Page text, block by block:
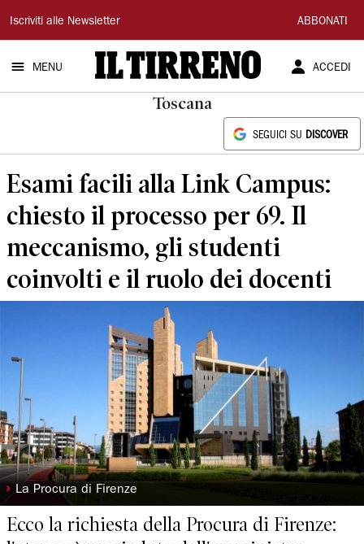
Il
Tirreno
Iscriviti alle Newsletter ABBONATI
MENU ACCEDI
Toscana
SEGUICI SU DISCOVER
Esami facili alla Link Campus:
chiesto il processo per 69. Il
meccanismo, gli studenti
coinvolti e il ruolo dei docenti
◗ La Procura di Firenze
Ecco la richiesta della Procura di Firenze: